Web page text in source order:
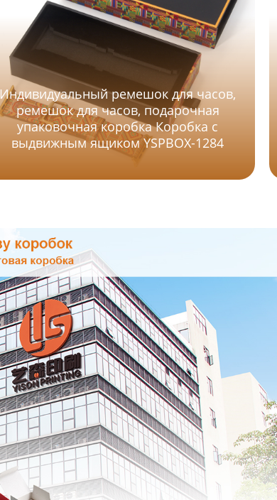
Индивидуальный ремешок для часов,
ремешок для часов, подарочная
упаковочная коробка Коробка с
выдвижным ящиком YSPBOX-1284